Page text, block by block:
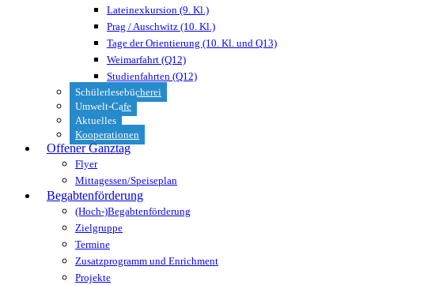
Lateinexkursion (9. Kl.)
Prag / Auschwitz (10. Kl.)
Tage der Orientierung (10. Kl. und Q13)
Weimarfahrt (Q12)
Studienfahrten (Q12)
Schülerlesebücherei
Umwelt-Cafe
Aktuelles
Kooperationen
Offener Ganztag
Flyer
Mittagessen/Speiseplan
Begabtenförderung
(Hoch-)Begabtenförderung
Zielgruppe
Termine
Zusatzprogramm und Enrichment
Projekte